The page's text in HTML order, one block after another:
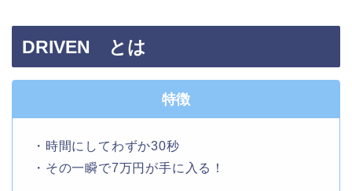
DRIVEN とは
特徴
・時間にしてわずか30秒
・その一瞬で7万円が手に入る！